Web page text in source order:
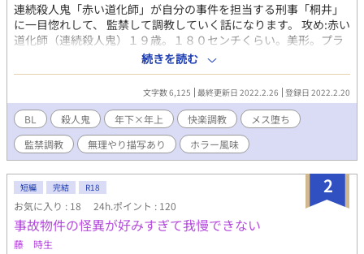
連続殺人鬼「赤い道化師」が自分の事件を担当する刑事「桐井」
に一目惚れして、 監禁して調教していく話になります。 攻め:赤い
道化師（連続殺人鬼）１９歳。１８０センチくらい。美形。プラ
イドが高い。サイコパス。 人を楽しませるのが好き。 受け:刑事:
名前 桐井 30過ぎから半ば。１７０ちょいくらい。仕事一筋で
妻に逃げられ、酒におぼれている。顔は普通。目つきは鋭い。
※●人描写ありますので、苦手な方は閲覧注意になります。 タイ
トルで嫌な予感した方はブラウザバック。 ※無理やり描写ありま
す。 ※読了後の苦情などは一切受け付けません。ご自衛くださ
い。
続きを読む
文字数 6,125 最終更新日 2022.2.26 登録日 2022.2.20
BL 殺人鬼 年下×年上 快楽調教
メス堕ち
監禁調教
無理やり描写あり ホラー風味
2
短編 完結 R18
お気に入り : 18 24h.ポイント : 120
事故物件の怪異が好みすぎて我慢できない
藤 時生